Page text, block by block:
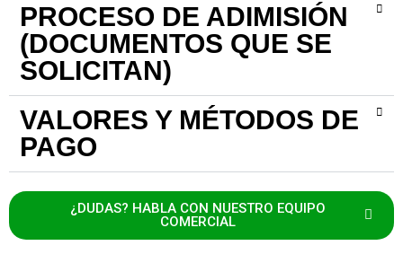
PROCESO DE ADIMISIÓN
(DOCUMENTOS QUE SE
SOLICITAN)
VALORES Y MÉTODOS DE
PAGO
¿DUDAS? HABLA CON NUESTRO EQUIPO
COMERCIAL